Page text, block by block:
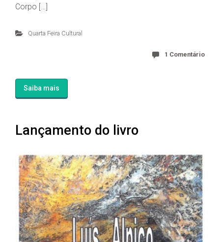
Corpo […]
Quarta Feira Cultural
1 Comentário
Saiba mais
Lançamento do livro